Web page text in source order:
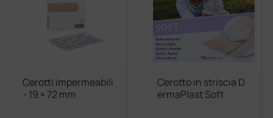
Cerotti impermeabili
- 19 × 72 mm
Cerotto in striscia D
ermaPlast Soft